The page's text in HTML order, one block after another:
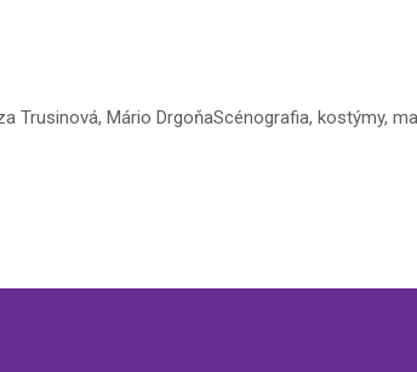
Trusinová, Mário DrgoňaScénografia, kostýmy,